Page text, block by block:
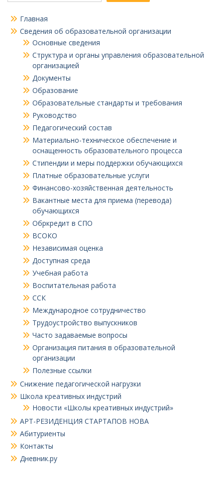
Главная
Сведения об образовательной организации
Основные сведения
Структура и органы управления образовательной
организацией
Документы
Образование
Образовательные стандарты и требования
Руководство
Педагогический состав
Материально-техническое обеспечение и
оснащенность образовательного процесса
Стипендии и меры поддержки обучающихся
Платные образовательные услуги
Финансово-хозяйственная деятельность
Вакантные места для приема (перевода)
обучающихся
Обркредит в СПО
ВСОКО
Независимая оценка
Доступная среда
Учебная работа
Воспитательная работа
ССК
Международное сотрудничество
Трудоустройство выпускников
Часто задаваемые вопросы
Организация питания в образовательной
организации
Полезные ссылки
Снижение педагогической нагрузки
Школа креативных индустрий
Новости «Школы креативных индустрий»
АРТ-РЕЗИДЕНЦИЯ СТАРТАПОВ НОВА
Абитуриенты
Контакты
Дневник.ру